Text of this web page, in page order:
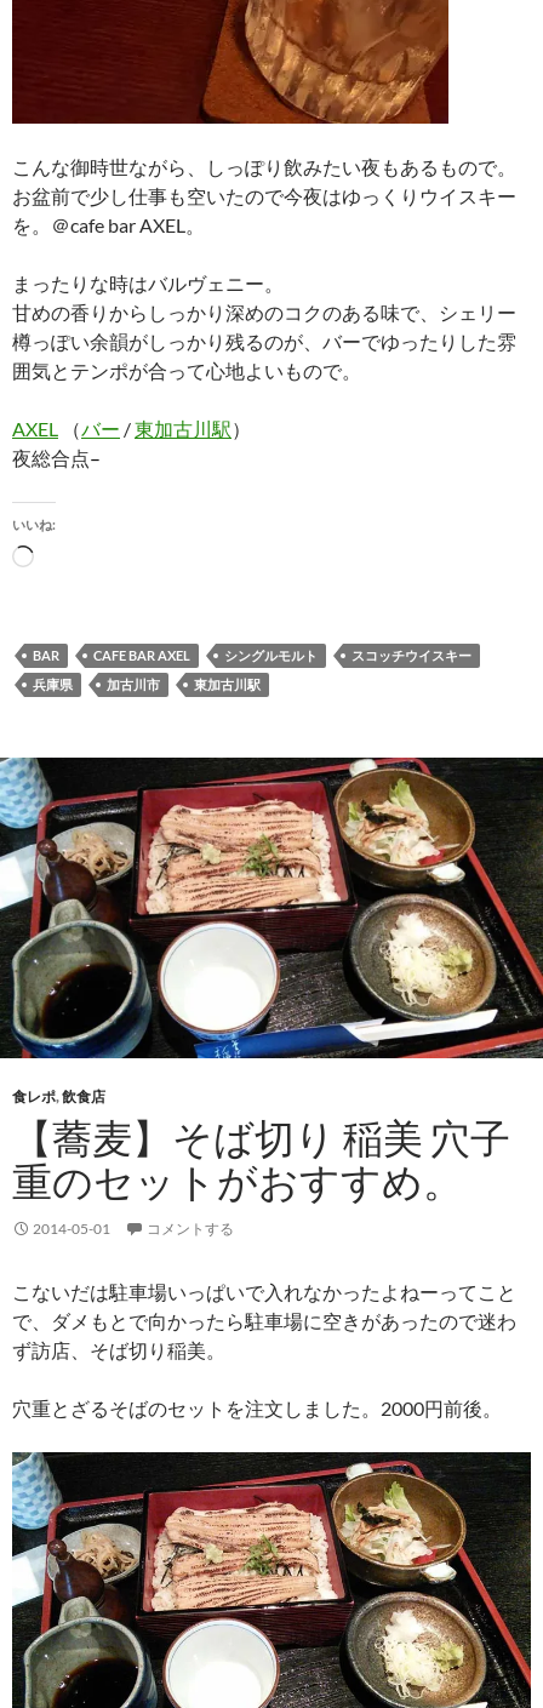
こんな御時世ながら、しっぽり飲みたい夜もあるもので。
お盆前で少し仕事も空いたので今夜はゆっくりウイスキー
を。＠cafe bar AXEL。
まったりな時はバルヴェニー。
甘めの香りからしっかり深めのコクのある味で、シェリー
樽っぽい余韻がしっかり残るのが、バーでゆったりした雰
囲気とテンポが合って心地よいもので。
AXEL （バー /東加古川駅）
夜総合点–
いいね:
読
み
中…
BAR CAFE BAR AXEL シングルモルト
スコッチウイスキー
兵庫県
加古川市 東加古川駅
食レポ,飲食店
【蕎麦】そば切り 稲美 穴子
重のセットがおすすめ。
2014-05-01 コメントする
こないだは駐車場いっぱいで入れなかったよねーってこと
で、ダメもとで向かったら駐車場に空きがあったので迷わ
ず訪店、そば切り稲美。
穴重とざるそばのセットを注文しました。2000円前後。